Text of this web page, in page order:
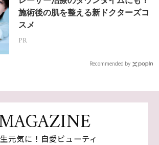
施術後の肌を整える新ドクターズコ
スメ
PR
Recommended by
元気に！自愛ビューティ